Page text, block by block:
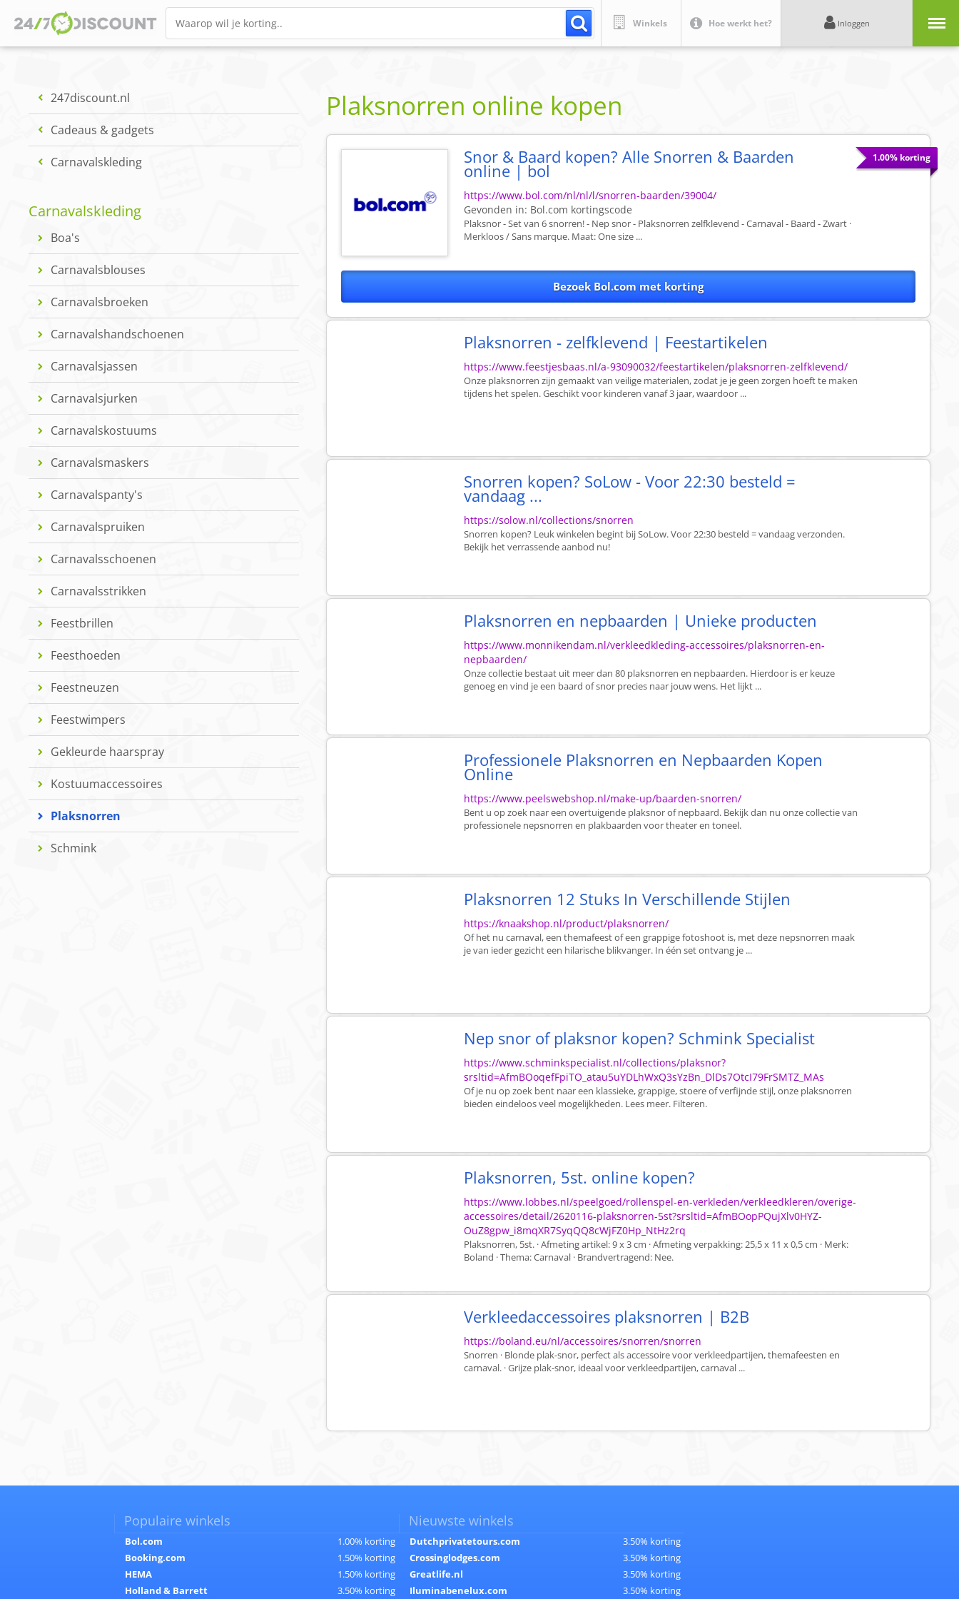
Winkels Hoe werkt het? Inloggen
247discount.nl
Cadeaus & gadgets
Carnavalskleding
Carnavalskleding
Boa's
Carnavalsblouses
Carnavalsbroeken
Carnavalshandschoenen
Carnavalsjassen
Carnavalsjurken
Carnavalskostuums
Carnavalsmaskers
Carnavalspanty's
Carnavalspruiken
Carnavalsschoenen
Carnavalsstrikken
Feestbrillen
Feesthoeden
Feestneuzen
Feestwimpers
Gekleurde haarspray
Kostuumaccessoires
Plaksnorren
Schmink
Plaksnorren online kopen
1.00% korting
Snor & Baard kopen? Alle Snorren & Baarden
online | bol
https://www.bol.com/nl/nl/l/snorren-baarden/39004/
Gevonden in: Bol.com kortingscode
Plaksnor - Set van 6 snorren! - Nep snor - Plaksnorren zelfklevend - Carnaval - Baard - Zwart ·
Merkloos / Sans marque. Maat: One size ...
Bezoek Bol.com met korting
Plaksnorren - zelfklevend | Feestartikelen
https://www.feestjesbaas.nl/a-93090032/feestartikelen/plaksnorren-zelfklevend/
Onze plaksnorren zijn gemaakt van veilige materialen, zodat je je geen zorgen hoeft te maken
tijdens het spelen. Geschikt voor kinderen vanaf 3 jaar, waardoor ...
Snorren kopen? SoLow - Voor 22:30 besteld =
vandaag ...
https://solow.nl/collections/snorren
Snorren kopen? Leuk winkelen begint bij SoLow. Voor 22:30 besteld = vandaag verzonden.
Bekijk het verrassende aanbod nu!
Plaksnorren en nepbaarden | Unieke producten
https://www.monnikendam.nl/verkleedkleding-accessoires/plaksnorren-en-
nepbaarden/
Onze collectie bestaat uit meer dan 80 plaksnorren en nepbaarden. Hierdoor is er keuze
genoeg en vind je een baard of snor precies naar jouw wens. Het lijkt ...
Professionele Plaksnorren en Nepbaarden Kopen
Online
https://www.peelswebshop.nl/make-up/baarden-snorren/
Bent u op zoek naar een overtuigende plaksnor of nepbaard. Bekijk dan nu onze collectie van
professionele nepsnorren en plakbaarden voor theater en toneel.
Plaksnorren 12 Stuks In Verschillende Stijlen
https://knaakshop.nl/product/plaksnorren/
Of het nu carnaval, een themafeest of een grappige fotoshoot is, met deze nepsnorren maak
je van ieder gezicht een hilarische blikvanger. In één set ontvang je ...
Nep snor of plaksnor kopen? Schmink Specialist
https://www.schminkspecialist.nl/collections/plaksnor?
srsltid=AfmBOoqefFpiTO_atau5uYDLhWxQ3sYzBn_DlDs7OtcI79FrSMTZ_MAs
Of je nu op zoek bent naar een klassieke, grappige, stoere of verfijnde stijl, onze plaksnorren
bieden eindeloos veel mogelijkheden. Lees meer. Filteren.
Plaksnorren, 5st. online kopen?
https://www.lobbes.nl/speelgoed/rollenspel-en-verkleden/verkleedkleren/overige-
accessoires/detail/2620116-plaksnorren-5st?srsltid=AfmBOopPQujXlv0HYZ-
OuZ8gpw_i8mqXR7SyqQQ8cWjFZ0Hp_NtHz2rq
Plaksnorren, 5st. · Afmeting artikel: 9 x 3 cm · Afmeting verpakking: 25,5 x 11 x 0,5 cm · Merk:
Boland · Thema: Carnaval · Brandvertragend: Nee.
Verkleedaccessoires plaksnorren | B2B
https://boland.eu/nl/accessoires/snorren/snorren
Snorren · Blonde plak-snor, perfect als accessoire voor verkleedpartijen, themafeesten en
carnaval. · Grijze plak-snor, ideaal voor verkleedpartijen, carnaval ...
Populaire winkels
Bol.com
1.00% korting
Booking.com
1.50% korting
HEMA
1.50% korting
Holland & Barrett
3.50% korting
Nieuwste winkels
Dutchprivatetours.com
3.50% korting
Crossinglodges.com
3.50% korting
Greatlife.nl
3.50% korting
Iluminabenelux.com
3.50% korting